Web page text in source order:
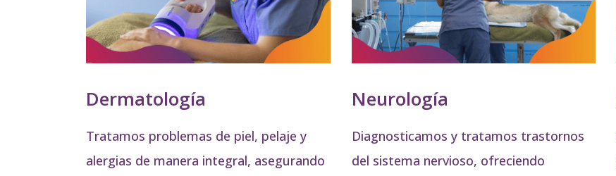
Dermatología
Tratamos problemas de piel, pelaje y
alergias de manera integral, asegurando
Neurología
Diagnosticamos y tratamos trastornos
del sistema nervioso, ofreciendo